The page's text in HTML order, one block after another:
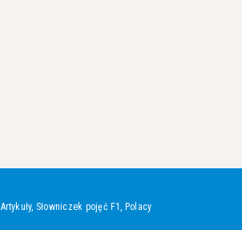
Artykuły, Słowniczek pojęć F1, Polacy